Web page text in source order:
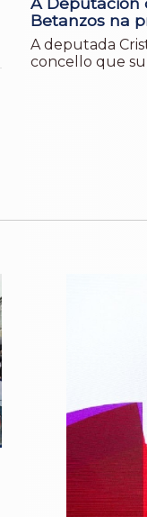
Betanzos na
A deputada
concello que